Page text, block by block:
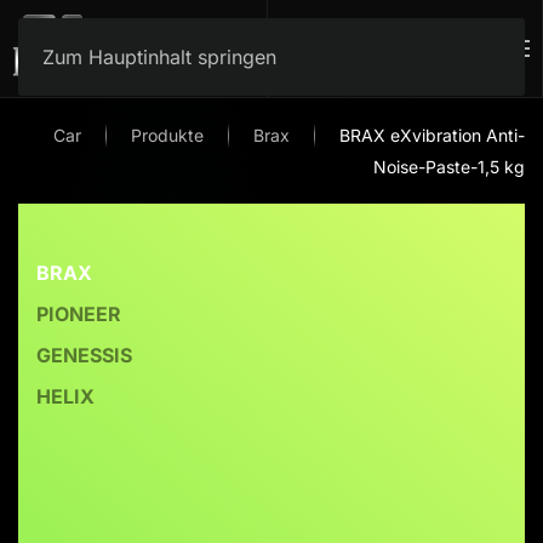
Zum Hauptinhalt springen
Car Produkte Brax
BRAX eXvibration Anti-
Noise-Paste-1,5 kg
BRAX
PIONEER
GENESSIS
HELIX